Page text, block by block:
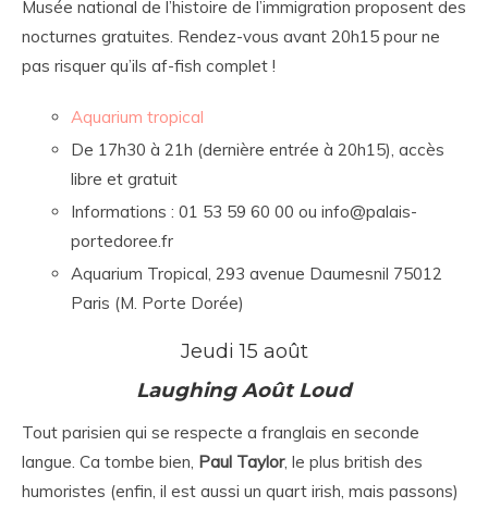
Musée national de l’histoire de l’immigration proposent des
nocturnes gratuites. Rendez-vous avant 20h15 pour ne
pas risquer qu’ils af-fish complet !
Aquarium tropical
De 17h30 à 21h (dernière entrée à 20h15), accès
libre et gratuit
Informations : 01 53 59 60 00 ou info@palais-
portedoree.fr
Aquarium Tropical, 293 avenue Daumesnil 75012
Paris (M. Porte Dorée)
Jeudi 15 août
Laughing Août Loud
Tout parisien qui se respecte a franglais en seconde
langue. Ca tombe bien, Paul Taylor, le plus british des
humoristes (enfin, il est aussi un quart irish, mais passons)